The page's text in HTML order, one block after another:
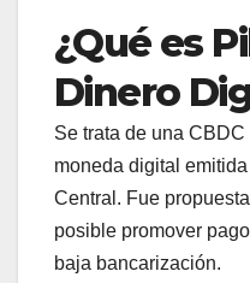
¿Qué es
Dinero
Se trata de una
moneda digital
Central. Fue
posible promover
baja bancarización.